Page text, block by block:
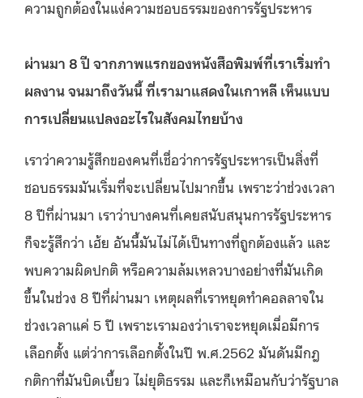
ความถูกต้องในแง่ความชอบธรรมของการรัฐประหาร
ผ่านมา 8ปี จากภาพแรกของหนังสือพิมพ์ที่เราเริ่มทำ
ผลงานจนมาถึงวันนี้ที่เรามาแสดงในเกาหลี เห็นแบบ
การเปลี่ยนแปลงอะไรในสังคมไทยบ้าง
เราว่าความรู้สึกของคนที่เชื่อว่าการรัฐประหารเป็นสิ่งที่
ชอบธรรมมันเริ่มที่จะเปลี่ยนไปมากขึ้น เพราะว่าช่วงเวลา
8 ปีที่ผ่านมา เราว่าบางคนที่เคยสนับสนุนการรัฐประหาร
ก็จะรู้สึกว่า เฮ้ย อันนี้มันไม่ได้เป็นทางที่ถูกต้องแล้ว และ
พบความผิดปกติ หรือความล้มเหลวบางอย่างที่มันเกิด
ขึ้นในช่วง 8 ปีที่ผ่านมา เหตุผลที่เราหยุดทำคอลลาจใน
ช่วงเวลาแค่ 5 ปี เพราะเรามองว่าเราจะหยุดเมื่อมีการ
เลือกตั้ง แต่ว่าการเลือกตั้งในปี พ.ศ.2562 มันดันมีกฎ
กติกาที่มันบิดเบี้ยว ไม่ยุติธรรม และก็เหมือนกับว่ารัฐบาล